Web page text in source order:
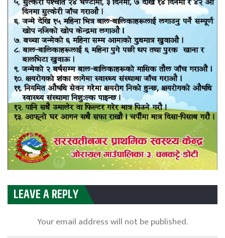
LEAVE A REPLY
Your email address will not be published.